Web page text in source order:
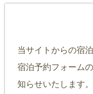
当サイトからの宿
宿泊予約フォーム
知らせいたします。